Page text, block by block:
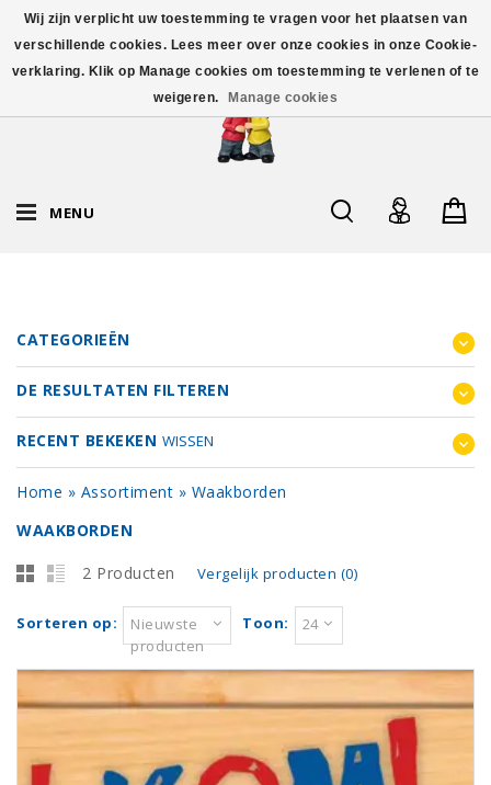
MENU
CATEGORIEËN
DE RESULTATEN FILTEREN
RECENT BEKEKEN WISSEN
Home » Assortiment » Waakborden
WAAKBORDEN
2 Producten Vergelijk producten (0)
Sorteren op:
Nieuwste
producten
Toon: 24
Wij zijn verplicht uw toestemming te vragen voor het plaatsen van
verschillende cookies. Lees meer over onze cookies in onze Cookie-
verklaring. Klik op Manage cookies om toestemming te verlenen of te
weigeren.
Manage cookies